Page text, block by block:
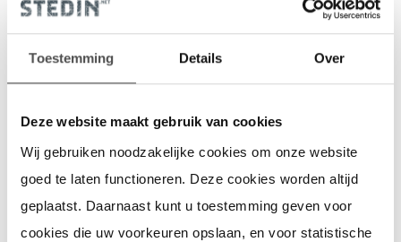
Toestemming Details Over
Deze website maakt gebruik van cookies
Wij gebruiken noodzakelijke cookies om onze website
goed te laten functioneren. Deze cookies worden altijd
geplaatst. Daarnaast kunt u toestemming geven voor
cookies die uw voorkeuren opslaan, en voor statistische
nieuwe aansluiting betekende.
Maar slim instellen bleek
genoeg.”
inductiekookplaat plaatsen. Ze dacht meteen: dat vraagt vast
om een verzwaring. Haar installateur stelde haar gerust: met
vermogenbegrenzing
op de kookplaat kan ze prima uit de